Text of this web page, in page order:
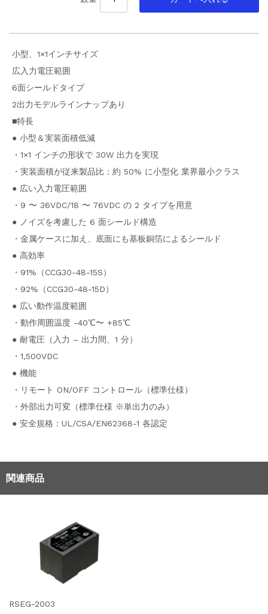
小型、1×1インチサイズ
広入力電圧範囲
6面シールドタイプ
2出力モデルラインナップあり
■特長
● 小型＆実装面積低減
・1×1 インチの形状で 30W 出力を実現
・実装面積が従来製品比：約 50% に小型化 業界最小クラス
● 広い入力電圧範囲
・9 〜 36VDC/18 〜 76VDC の 2 タイプを用意
● ノイズを考慮した 6 面シールド構造
・金属ケースに加え、底面にも基板銅箔によるシールド
● 高効率
・91%（CCG30-48-15S）
・92%（CCG30-48-15D）
● 広い動作温度範囲
・動作周囲温度 -40℃〜 +85℃
● 耐電圧（入力 – 出力間、1 分）
・1,500VDC
● 機能
・リモート ON/OFF コントロール（標準仕様）
・外部出力可変（標準仕様 ※単出力のみ）
● 安全規格：UL/CSA/EN62368-1 各認定
関連商品
RSEG-2003